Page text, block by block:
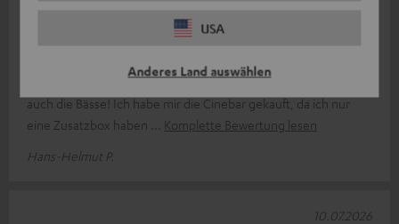
USA
Anderes Land auswählen
Das Gerät ist schon sehr wuchtig. Dafür stimmt der Sound,
auch die Bässe! Ich habe mir die Cinebar gekauft, da ich nur
eine Zusatzbox haben
Komplette Bewertung lesen
Hans-Helmut P.
10.07.2026